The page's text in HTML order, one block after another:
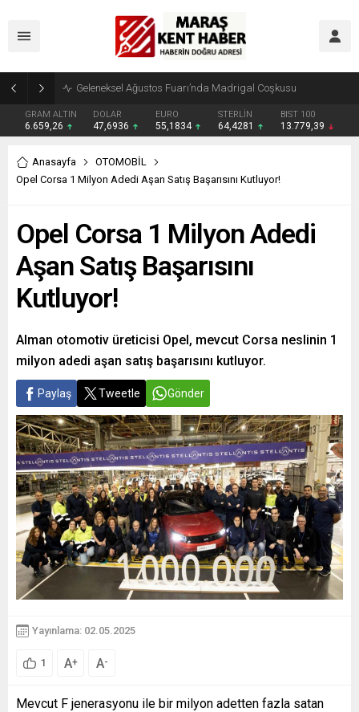
Geleneksel Ağustos Fuarı’nda Madrigal Coşkusu
GRAM ALTIN
6.659,26
DOLAR
47,6936
EURO
55,1834
STERLİN
64,4281
BIST 100
13.779,39
Anasayfa
OTOMOBİL
Opel Corsa 1 Milyon Adedi Aşan Satış Başarısını Kutluyor!
Opel Corsa 1 Milyon Adedi
Aşan Satış Başarısını
Kutluyor!
Alman otomotiv üreticisi Opel, mevcut Corsa neslinin 1
milyon adedi aşan satış başarısını kutluyor.
Paylaş Tweetle Gönder
Yayınlama: 02.05.2025
1 A+ A-
Mevcut F jenerasyonu ile bir milyon adetten fazla satan